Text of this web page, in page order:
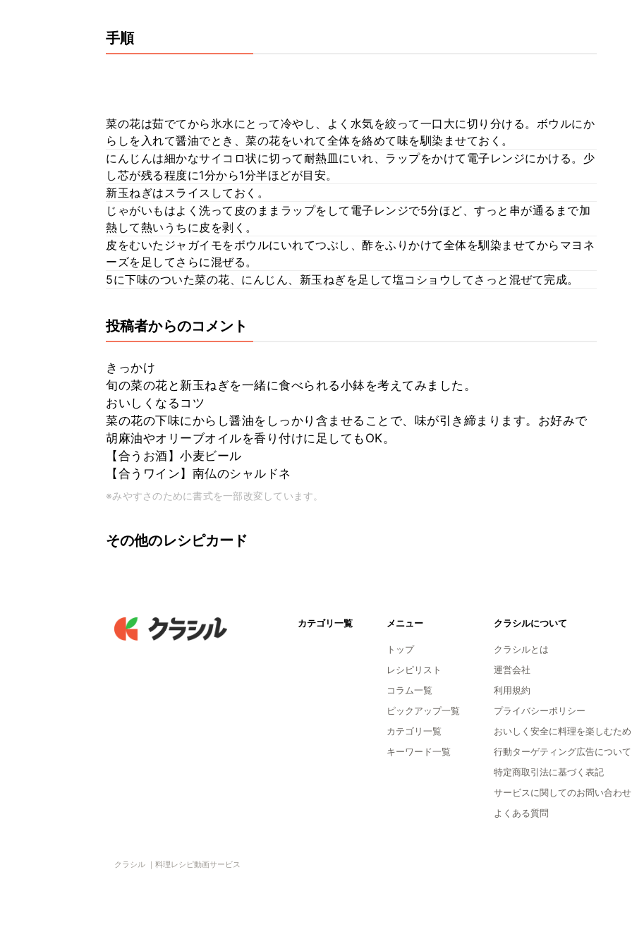
手順
菜の花は茹でてから氷水にとって冷やし、よく水気を絞って一口大に切り分ける。ボウルにか
らしを入れて醤油でとき、菜の花をいれて全体を絡めて味を馴染ませておく。
にんじんは細かなサイコロ状に切って耐熱皿にいれ、ラップをかけて電子レンジにかける。少
し芯が残る程度に1分から1分半ほどが目安。
新玉ねぎはスライスしておく。
じゃがいもはよく洗って皮のままラップをして電子レンジで5分ほど、すっと串が通るまで加
熱して熱いうちに皮を剥く。
皮をむいたジャガイモをボウルにいれてつぶし、酢をふりかけて全体を馴染ませてからマヨネ
ーズを足してさらに混ぜる。
5に下味のついた菜の花、にんじん、新玉ねぎを足して塩コショウしてさっと混ぜて完成。
投稿者からのコメント
きっかけ
旬の菜の花と新玉ねぎを一緒に食べられる小鉢を考えてみました。
おいしくなるコツ
菜の花の下味にからし醤油をしっかり含ませることで、味が引き締まります。お好みで
胡麻油やオリーブオイルを香り付けに足してもOK。
【合うお酒】小麦ビール
【合うワイン】南仏のシャルドネ
※みやすさのために書式を一部改変しています。
その他のレシピカード
カテゴリ一覧 メニュー
トップ
レシピリスト
コラム一覧
ピックアップ一覧
カテゴリ一覧
キーワード一覧
クラシルについて
クラシルとは
運営会社
利用規約
プライバシーポリシー
おいしく安全に料理を楽しむため
行動ターゲティング広告について
特定商取引法に基づく表記
サービスに関してのお問い合わせ
よくある質問
クラシル ｜料理レシピ動画サービス